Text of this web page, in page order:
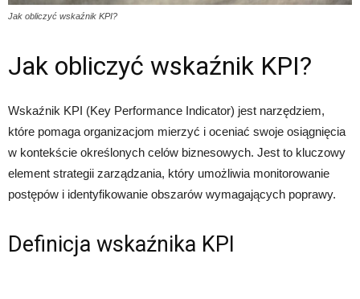
Jak obliczyć wskaźnik KPI?
Jak obliczyć wskaźnik KPI?
Wskaźnik KPI (Key Performance Indicator) jest narzędziem,
które pomaga organizacjom mierzyć i oceniać swoje osiągnięcia
w kontekście określonych celów biznesowych. Jest to kluczowy
element strategii zarządzania, który umożliwia monitorowanie
postępów i identyfikowanie obszarów wymagających poprawy.
Definicja wskaźnika KPI